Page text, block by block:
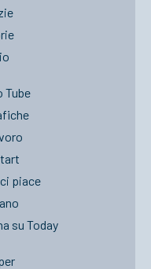
Tube
piace
su Today